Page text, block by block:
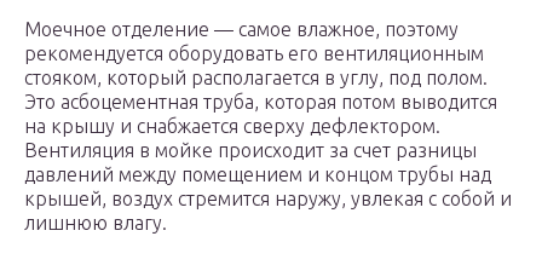
Моечное отделение — самое влажное, поэтому
рекомендуется оборудовать его вентиляционным
стояком, который располагается в углу, под полом.
Это асбоцементная труба, которая потом выводится
на крышу и снабжается сверху дефлектором.
Вентиляция в мойке происходит за счет разницы
давлений между помещением и концом трубы над
крышей, воздух стремится наружу, увлекая с собой и
лишнюю влагу.